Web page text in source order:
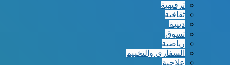
ترفيهية
ثقافية
دينية
تسوق
رياضية
السفاري والتخييم
علاجية